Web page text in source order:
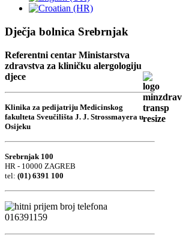
Dječja bolnica Srebrnjak
Referentni centar Ministarstva
zdravstva za kliničku alergologiju
djece
Klinika za pedijatriju Medicinskog
fakulteta Sveučilišta J. J. Strossmayera u
Osijeku
Srebrnjak 100
HR - 10000 ZAGREB
tel: (01) 6391 100